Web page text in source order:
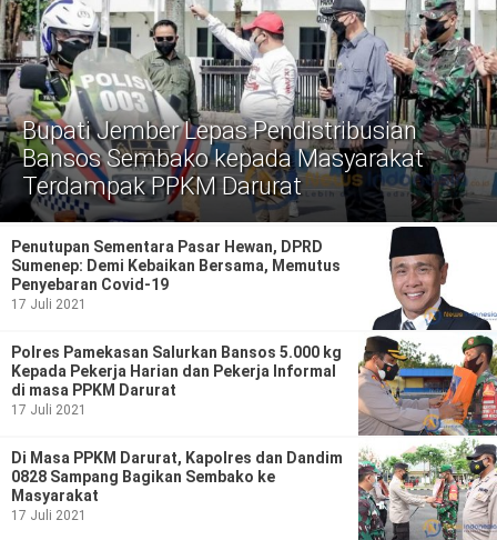
Hukum Kriminal
Korupsi
Politik
Gaya Hidup
Kesehatan Kuliner
Otomotif
Iptek
Pendidikan Ilmiah
Teknologi
SosBud
Sosial
Bupati Jember Lepas Pendistribusian
Bansos Sembako kepada Masyarakat
Terdampak PPKM Darurat
Penutupan Sementara Pasar Hewan, DPRD
Sumenep: Demi Kebaikan Bersama, Memutus
Penyebaran Covid-19
17 Juli 2021
Polres Pamekasan Salurkan Bansos 5.000 kg
Kepada Pekerja Harian dan Pekerja Informal
di masa PPKM Darurat
17 Juli 2021
Di Masa PPKM Darurat, Kapolres dan Dandim
0828 Sampang Bagikan Sembako ke
Masyarakat
17 Juli 2021